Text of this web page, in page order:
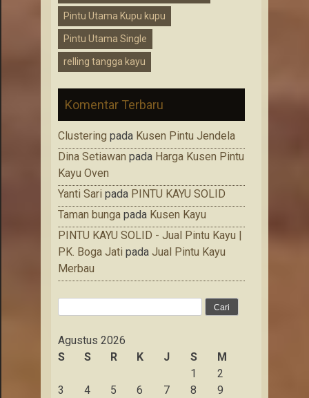
Pintu Utama Kupu kupu
Pintu Utama Single
relling tangga kayu
Komentar Terbaru
Clustering pada Kusen Pintu Jendela
Dina Setiawan pada Harga Kusen Pintu
Kayu Oven
Yanti Sari pada PINTU KAYU SOLID
Taman bunga pada Kusen Kayu
PINTU KAYU SOLID - Jual Pintu Kayu |
PK. Boga Jati pada Jual Pintu Kayu
Merbau
Agustus 2026
S
S R K J S
M
1
2
3
4 5 6 7 8
9